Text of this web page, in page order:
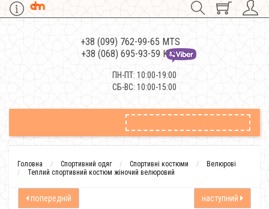
+38 (099) 762-99-65 MTS
+38 (068) 695-93-59 Kievstar
ПН-ПТ: 10:00-19:00
СБ-ВС: 10:00-15:00
Головна Спортивний одяг Спортивні костюми
Велюрові
Теплий спортивний костюм жіночий велюровий
попередній наступний